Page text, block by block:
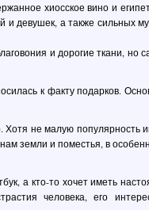
хиосское вино и
девушек, а также сильных
и дорогие ткани, но
к факту подарков.
Хотя не малую популярность
земли и поместья, в
а кто-то хочет иметь
человека, его